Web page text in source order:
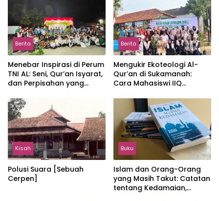
Berita
Menebar Inspirasi di Perum
TNI AL: Seni, Qur’an Isyarat,
dan Perpisahan yang
Berita
Mengukir Ekoteologi Al-
Qur’an di Sukamanah:
Cara Mahasiswi IIQ
Jonggol
Kisah
Polusi Suara [Sebuah
Cerpen]
Buku
Islam dan Orang-Orang
yang Masih Takut: Catatan
tentang Kedamaian,